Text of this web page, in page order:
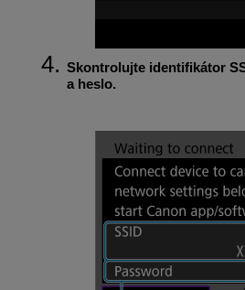
Skontrolujte identifikátor
a heslo.